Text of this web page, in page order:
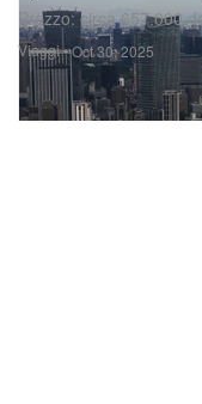
Viaggi
Prezzo: circa 657.000
Oct 30, 2025